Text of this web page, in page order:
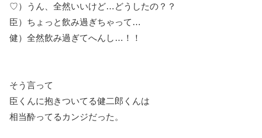
♡）うん、全然いいけど…どうしたの？？
臣）ちょっと飲み過ぎちゃって…
健）全然飲み過ぎてへんし…！！
そう言って
臣くんに抱きついてる健二郎くんは
相当酔ってるカンジだった。